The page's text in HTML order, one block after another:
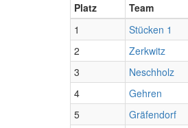
Platz Team
1
Stücken 1
2
Zerkwitz
3
Neschholz
4
Gehren
5
Gräfendorf